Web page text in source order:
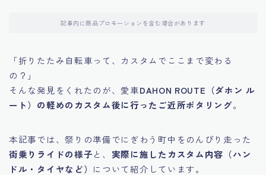
記事内に商品プロモーションを含む場合があります
「折りたたみ自転車って、カスタムでここまで変わる
の？」
そんな発見をくれたのが、愛車DAHON ROUTE（ダホン ル
ート）の軽めのカスタム後に行ったご近所ポタリング。
本記事では、祭りの準備でにぎわう町中をのんびり走った
街乗りライドの様子と、 実際に施したカスタム内容（ハン
ドル・タイヤなど） について紹介しています。